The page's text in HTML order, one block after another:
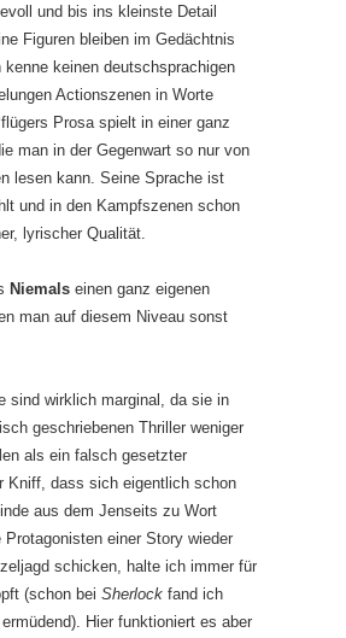
und bis ins kleinste Detail
Figuren bleiben im Gedächtnis
kenne keinen deutschsprachigen
Actionszenen in Worte
Prosa spielt in einer ganz
man in der Gegenwart so nur von
lesen kann. Seine Sprache ist
und in den Kampfszenen schon
lyrischer Qualität.
Niemals einen ganz eigenen
man auf diesem Niveau sonst
sind wirklich marginal, da sie in
geschriebenen Thriller weniger
als ein falsch gesetzter
Kniff, dass sich eigentlich schon
aus dem Jenseits zu Wort
Protagonisten einer Story wieder
schicken, halte ich immer für
(schon bei Sherlock fand ich
Hier funktioniert es aber